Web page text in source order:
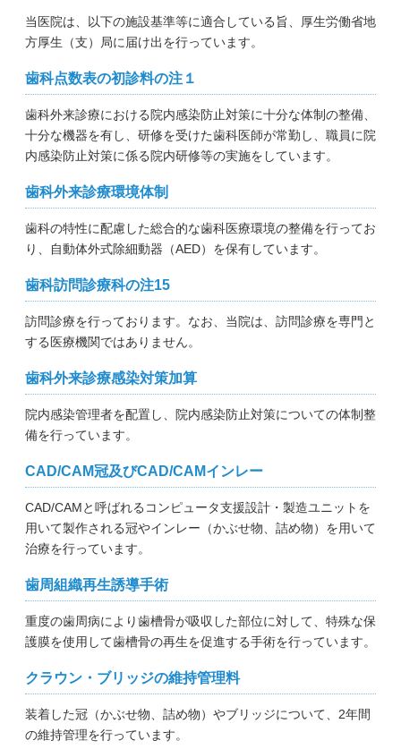
当医院は、以下の施設基準等に適合している旨、厚生労働省地
方厚生（支）局に届け出を行っています。
歯科点数表の初診料の注１
歯科外来診療における院内感染防止対策に十分な体制の整備、
十分な機器を有し、研修を受けた歯科医師が常勤し、職員に院
内感染防止対策に係る院内研修等の実施をしています。
歯科外来診療環境体制
歯科の特性に配慮した総合的な歯科医療環境の整備を行ってお
り、自動体外式除細動器（AED）を保有しています。
歯科訪問診療科の注15
訪問診療を行っております。なお、当院は、訪問診療を専門と
する医療機関ではありません。
歯科外来診療感染対策加算
院内感染管理者を配置し、院内感染防止対策についての体制整
備を行っています。
CAD/CAM冠及びCAD/CAMインレー
CAD/CAMと呼ばれるコンピュータ支援設計・製造ユニットを
用いて製作される冠やインレー（かぶせ物、詰め物）を用いて
治療を行っています。
歯周組織再生誘導手術
重度の歯周病により歯槽骨が吸収した部位に対して、特殊な保
護膜を使用して歯槽骨の再生を促進する手術を行っています。
クラウン・ブリッジの維持管理料
装着した冠（かぶせ物、詰め物）やブリッジについて、2年間
の維持管理を行っています。